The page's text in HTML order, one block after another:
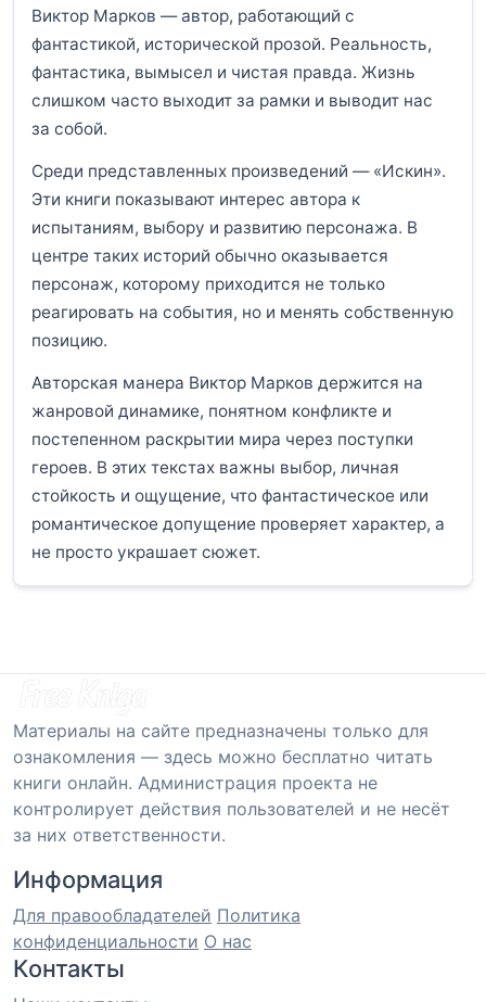
Виктор Марков — автор, работающий с
фантастикой, исторической прозой. Реальность,
фантастика, вымысел и чистая правда. Жизнь
слишком часто выходит за рамки и выводит нас
за собой.
Среди представленных произведений — «Искин».
Эти книги показывают интерес автора к
испытаниям, выбору и развитию персонажа. В
центре таких историй обычно оказывается
персонаж, которому приходится не только
реагировать на события, но и менять собственную
позицию.
Авторская манера Виктор Марков держится на
жанровой динамике, понятном конфликте и
постепенном раскрытии мира через поступки
героев. В этих текстах важны выбор, личная
стойкость и ощущение, что фантастическое или
романтическое допущение проверяет характер, а
не просто украшает сюжет.
Материалы на сайте предназначены только для
ознакомления — здесь можно бесплатно читать
книги онлайн. Администрация проекта не
контролирует действия пользователей и не несёт
за них ответственности.
Информация
Для правообладателей Политика
конфиденциальности О нас
Контакты